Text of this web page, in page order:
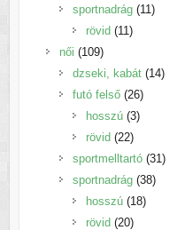
termék
sportnadrág 1111
rövid 1111
női 109109
termék
dzseki, kabát 1414
futó felső 2626
termék
hosszú 33
rövid 2222
termék
sportmelltartó 3131
sportnadrág 3838
hosszú 1818
rövid 2020